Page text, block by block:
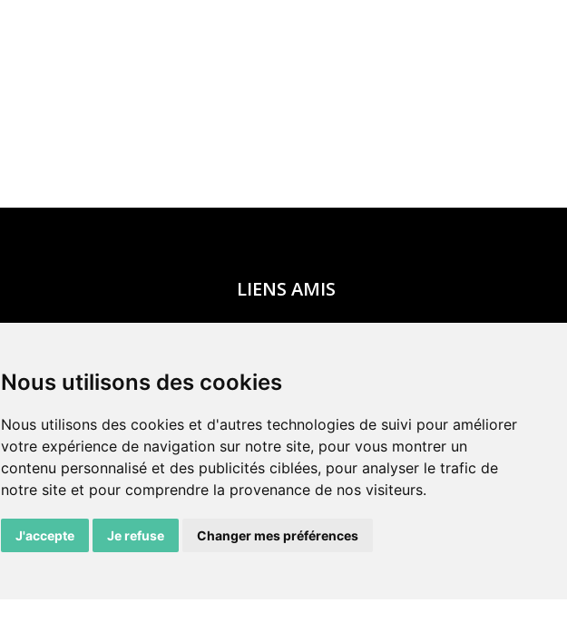
Nous utilisons des cookies
Nous utilisons des cookies et d'autres technologies de suivi pour améliorer
votre expérience de navigation sur notre site, pour vous montrer un
contenu personnalisé et des publicités ciblées, pour analyser le trafic de
notre site et pour comprendre la provenance de nos visiteurs.
J'accepte Je refuse Changer mes préférences
LIENS AMIS